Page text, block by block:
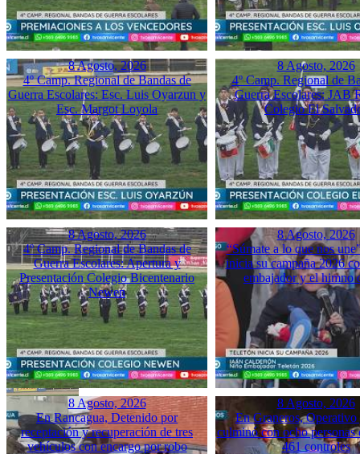
8 Agosto, 2026
4º Camp. Regional de Bandas de
Guerra Escolares: Esc. Luis Oyarzun y
Esc. Margot Loyola
8 Agosto, 2026
4º Camp. Regional de
Guerra Escolares: JAB
Colegio El
8 Agosto, 2026
4º Camp. Regional de Bandas de
Guerra Escolares: Apertura y
Presentación Colegio Bicentenario
Newen
8 Agosto, 2026
“Súmate a lo que nos
inicia su campaña 2026
embajador y el himno
8 Agosto, 2026
En Rancagua, Detenido por
receptación y recuperación de tres
vehículos con encargo por robo
8 Agosto, 2026
En Graneros,
culminó con ocho personas
461 controles